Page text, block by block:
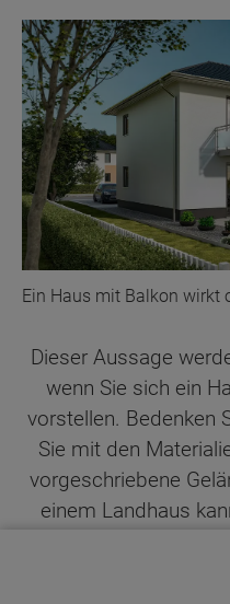
Ein Haus mit Balkon wirkt
Dieser Aussage
wenn Sie sich ein
vorstellen. Bedenken
Sie mit den
vorgeschriebene
einem Landhaus
mit Balkon modern